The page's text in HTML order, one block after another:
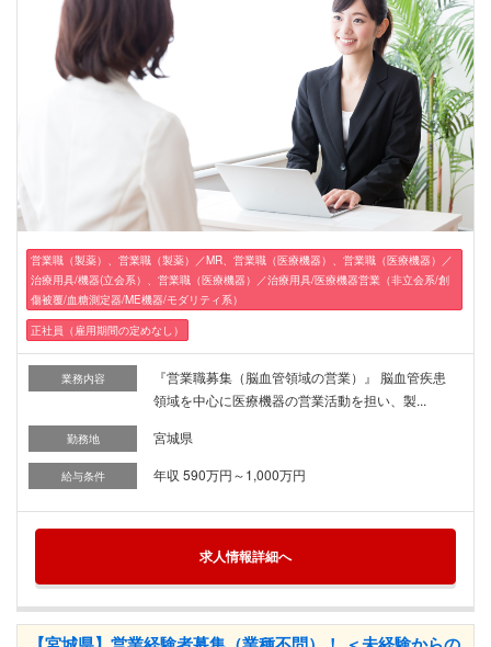
営業職（製薬）、営業職（製薬）／MR、営業職（医療機器）、営業職（医療機器）／
治療用具/機器(立会系）、営業職（医療機器）／治療用具/医療機器営業（非立会系/創
傷被覆/血糖測定器/ME機器/モダリティ系）
正社員（雇用期間の定めなし）
業務内容
『営業職募集（脳血管領域の営業）』 脳血管疾患
領域を中心に医療機器の営業活動を担い、製...
勤務地 宮城県
給与条件 年収 590万円～1,000万円
求人情報詳細へ